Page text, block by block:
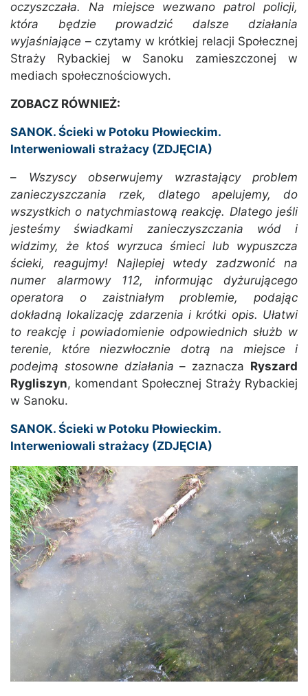
oczyszczała. Na miejsce wezwano patrol policji,
która będzie prowadzić dalsze działania
wyjaśniające – czytamy w krótkiej relacji Społecznej
Straży Rybackiej w Sanoku zamieszczonej w
mediach społecznościowych.
ZOBACZ RÓWNIEŻ:
SANOK. Ścieki w Potoku Płowieckim.
Interweniowali strażacy (ZDJĘCIA)
– Wszyscy obserwujemy wzrastający problem
zanieczyszczania rzek, dlatego apelujemy, do
wszystkich o natychmiastową reakcję. Dlatego jeśli
jesteśmy świadkami zanieczyszczania wód i
widzimy, że ktoś wyrzuca śmieci lub wypuszcza
ścieki, reagujmy! Najlepiej wtedy zadzwonić na
numer alarmowy 112, informując dyżurującego
operatora o zaistniałym problemie, podając
dokładną lokalizację zdarzenia i krótki opis. Ułatwi
to reakcję i powiadomienie odpowiednich służb w
terenie, które niezwłocznie dotrą na miejsce i
podejmą stosowne działania – zaznacza Ryszard
Rygliszyn, komendant Społecznej Straży Rybackiej
w Sanoku.
SANOK. Ścieki w Potoku Płowieckim.
Interweniowali strażacy (ZDJĘCIA)